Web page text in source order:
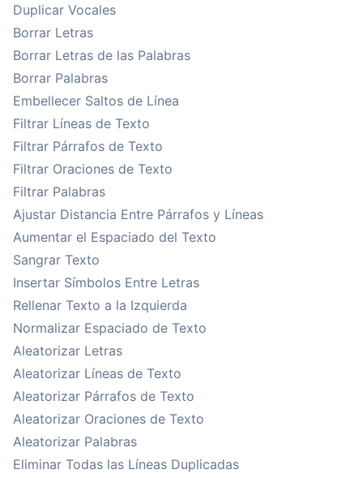
Duplicar Vocales
Borrar Letras
Borrar Letras de las Palabras
Borrar Palabras
Embellecer Saltos de Línea
Filtrar Líneas de Texto
Filtrar Párrafos de Texto
Filtrar Oraciones de Texto
Filtrar Palabras
Ajustar Distancia Entre Párrafos y Líneas
Aumentar el Espaciado del Texto
Sangrar Texto
Insertar Símbolos Entre Letras
Rellenar Texto a la Izquierda
Normalizar Espaciado de Texto
Aleatorizar Letras
Aleatorizar Líneas de Texto
Aleatorizar Párrafos de Texto
Aleatorizar Oraciones de Texto
Aleatorizar Palabras
Eliminar Todas las Líneas Duplicadas